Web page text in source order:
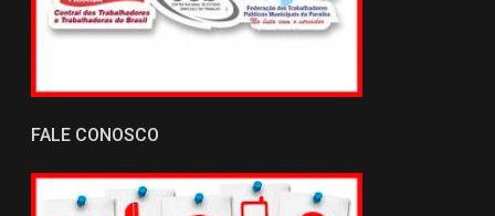
FALE CONOSCO